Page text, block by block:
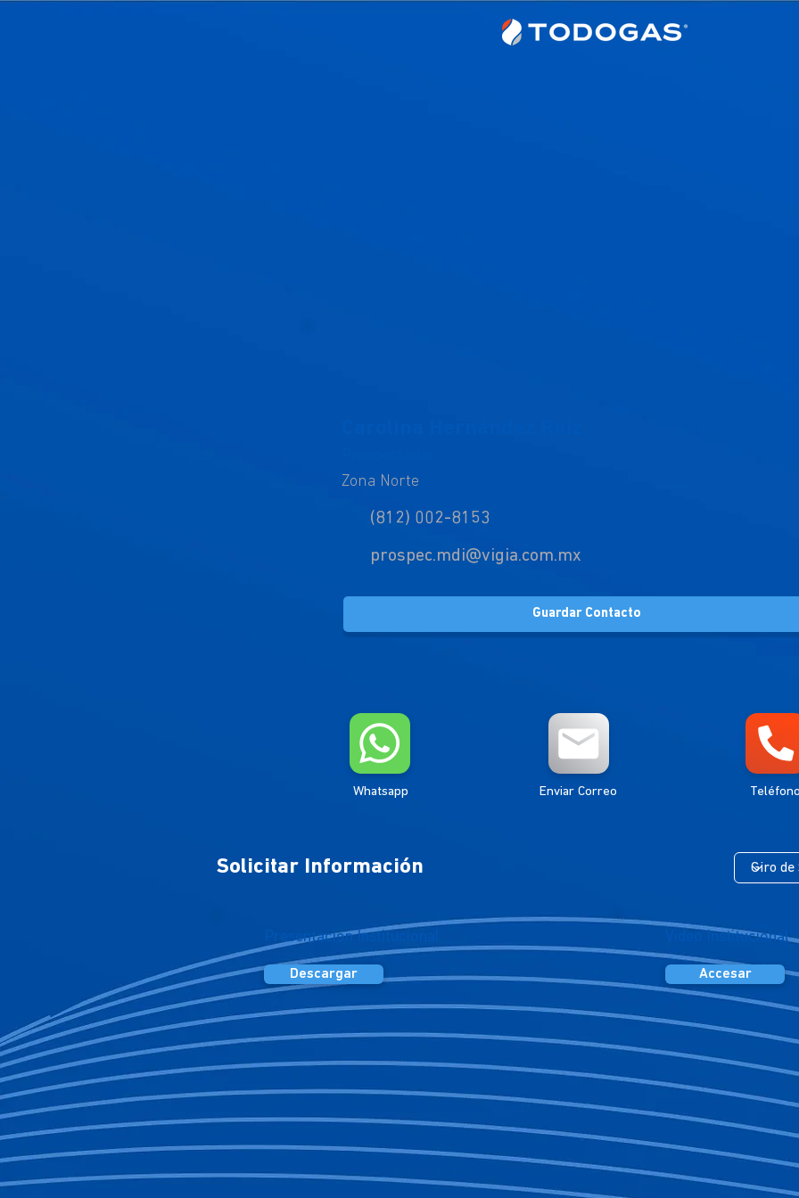
Zona Norte
(812) 002-8153
prospec.mdi@vigia.com.mx
Guardar Contacto
Whatsapp Enviar Correo
Solicitar Información
Presentación Institucional
Descargar
Video Institucional
Accesar